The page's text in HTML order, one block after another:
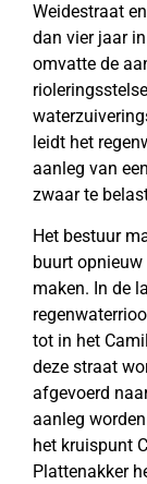
Weidestraat
dan vier jaar
omvatte de
leidt het
aanleg van
zwaar te
Het bestuur
buurt
maken. In de
tot in het
deze straat
afgevoerd
aanleg
het kruispunt
Plattenakker